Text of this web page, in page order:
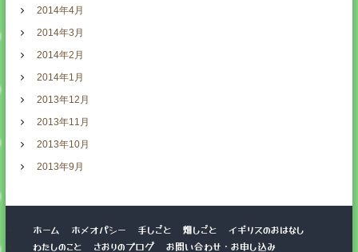
2014年4月
2014年3月
2014年2月
2014年1月
2013年12月
2013年11月
2013年10月
2013年9月
ホーム ホメオパシー 手しごと 畑しごと
イギリスのおはなし
わたしのこと
さおりのブログ お問い合わせ・お申し込み